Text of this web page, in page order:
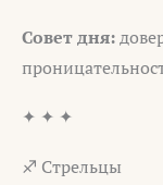
Совет дня:
✦ ✦ ✦
♐ Стрельцы